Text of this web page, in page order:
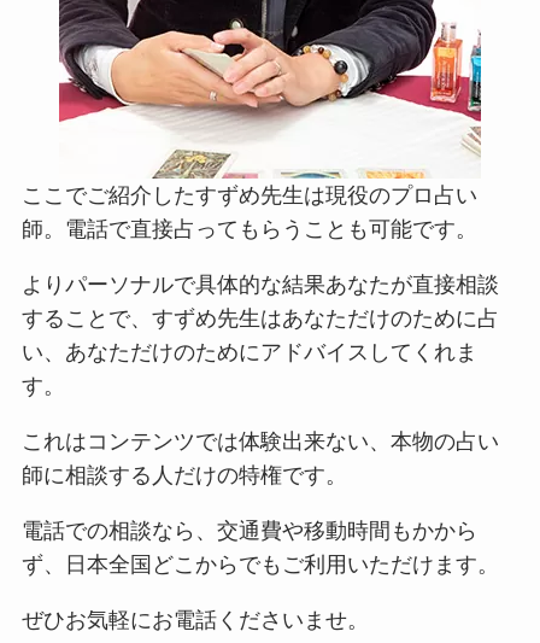
ここでご紹介したすずめ先生は現役のプロ占い
師。電話で直接占ってもらうことも可能です。
よりパーソナルで具体的な結果あなたが直接相談
することで、すずめ先生はあなただけのために占
い、あなただけのためにアドバイスしてくれま
す。
これはコンテンツでは体験出来ない、本物の占い
師に相談する人だけの特権です。
電話での相談なら、交通費や移動時間もかから
ず、日本全国どこからでもご利用いただけます。
ぜひお気軽にお電話くださいませ。